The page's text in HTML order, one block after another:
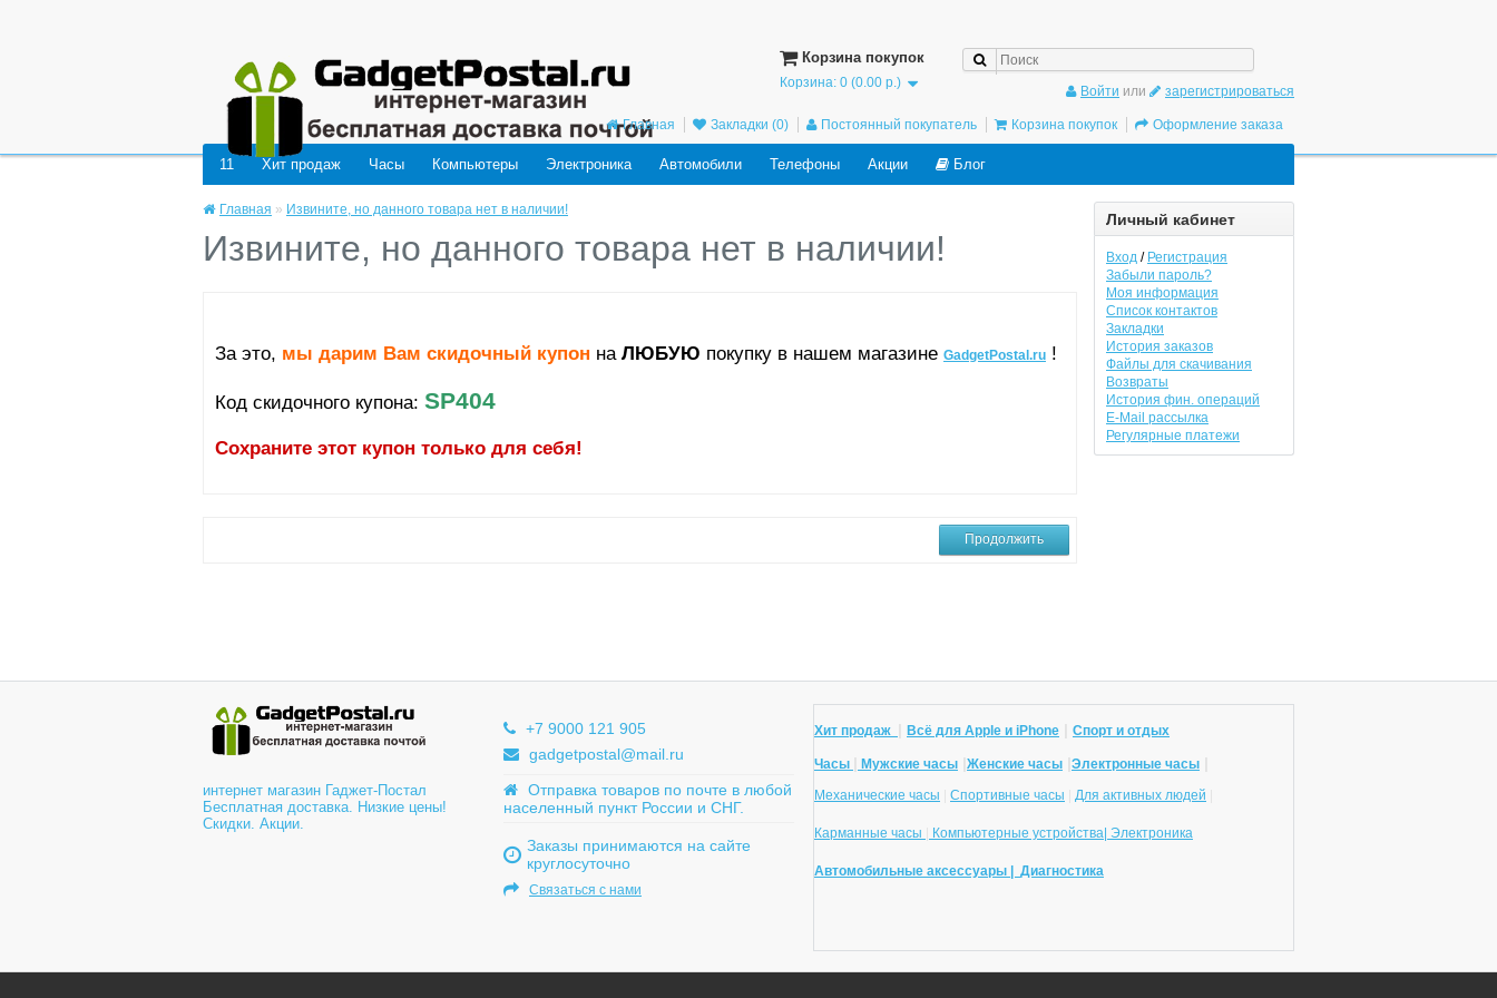
Корзина покупок
Корзина: 0 (0.00 р.)
Войти или зарегистрироваться
Главная Закладки (0) Постоянный покупатель Корзина покупок Оформление заказа
11 Хит продаж Часы Компьютеры Электроника Автомобили Телефоны Акции Блог
Личный кабинет
Вход / Регистрация
Забыли пароль?
Моя информация
Список контактов
Закладки
История заказов
Файлы для скачивания
Возвраты
История фин. операций
E-Mail рассылка
Регулярные платежи
Главная » Извините, но данного товара нет в наличии!
Извините, но данного товара нет в наличии!
За это, мы дарим Вам скидочный купон на ЛЮБУЮ покупку в нашем магазине GadgetPostal.ru !
Код скидочного купона: SP404
Сохраните этот купон только для себя!
Продолжить
интернет магазин Гаджет-Постал
Бесплатная доставка. Низкие цены!
Скидки. Акции.
+7 9000 121 905
gadgetpostal@mail.ru
Отправка товаров по почте в любой
населенный пункт России и СНГ.
Заказы принимаются на сайте
круглосуточно
Связаться с нами
Хит продаж Всё для Apple и iPhone Спорт и отдых
Часы Мужские часы Женские часы Электронные часы
Механические часы Спортивные часы Для активных людей
Карманные часы Компьютерные устройства| Электроника
Автомобильные аксессуары | Диагностика